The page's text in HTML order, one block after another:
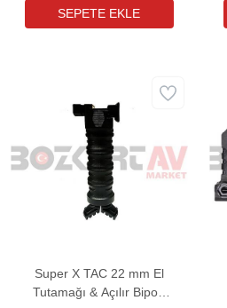
Super X TAC 22 mm El
Tutamağı & Açılır Bipod